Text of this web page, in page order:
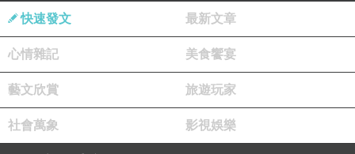
也願歲月能待妳溫柔，讓我們能一直這樣緊緊牽
繫，
即便在多年以後，當青鳥離巢、繁花落盡， 我們
依然能在這份深刻的愛裡，擁有彼此、比翼扶
持，
就算那刻已直到生命的終點，我們依然能牽著
快速發文 最新文章
心情雜記 美食饗宴
藝文欣賞 旅遊玩家
社會萬象 影視娛樂